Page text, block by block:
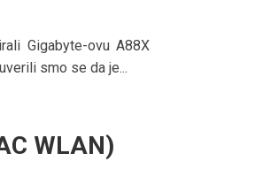
Gigabyte-ovu A88X
smo se da je...
WLAN)